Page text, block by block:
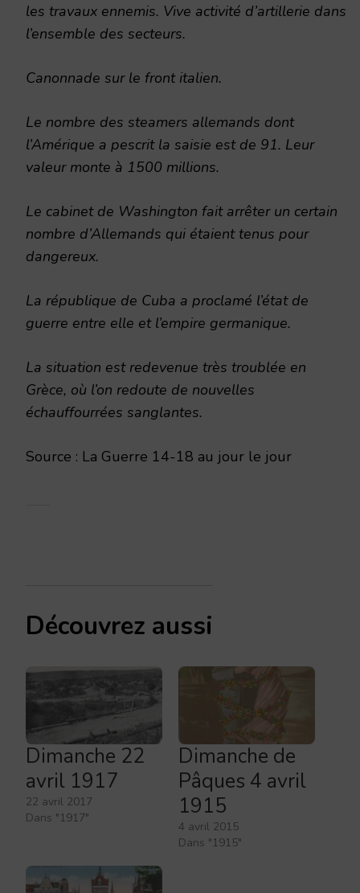
les travaux ennemis. Vive activité d’artillerie dans
l’ensemble des secteurs.
Canonnade sur le front italien.
Le nombre des steamers allemands dont
l’Amérique a pescrit la saisie est de 91. Leur
valeur monte à 1500 millions.
Le cabinet de Washington fait arrêter un certain
nombre d’Allemands qui étaient tenus pour
dangereux.
La république de Cuba a proclamé l’état de
guerre entre elle et l’empire germanique.
La situation est redevenue très troublée en
Grèce, où l’on redoute de nouvelles
échauffourrées sanglantes.
Source : La Guerre 14-18 au jour le jour
Découvrez aussi
Dimanche 22
avril 1917
22 avril 2017
Dans "1917"
Dimanche de
Pâques 4 avril
1915
4 avril 2015
Dans "1915"